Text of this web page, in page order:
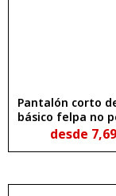
Pantalón corto
básico felpa no
SPIRO
desde 7,69